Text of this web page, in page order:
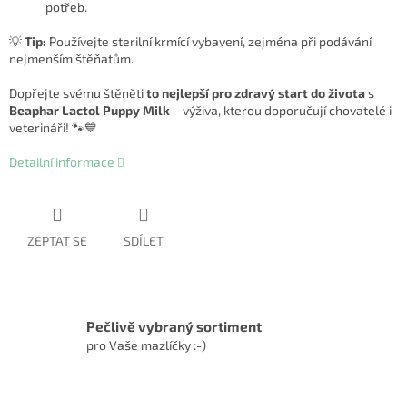
potřeb.
💡Tip: Používejte sterilní krmící vybavení, zejména při podávání
nejmenším štěňatům.
Dopřejte svému štěnětito nejlepší pro zdravý start do životas
Beaphar Lactol Puppy Milk – výživa, kterou doporučují chovatelé i
veterináři! 🐾💙
Detailní informace
ZEPTAT SE SDÍLET
Pečlivě vybraný sortiment
pro Vaše mazlíčky :-)